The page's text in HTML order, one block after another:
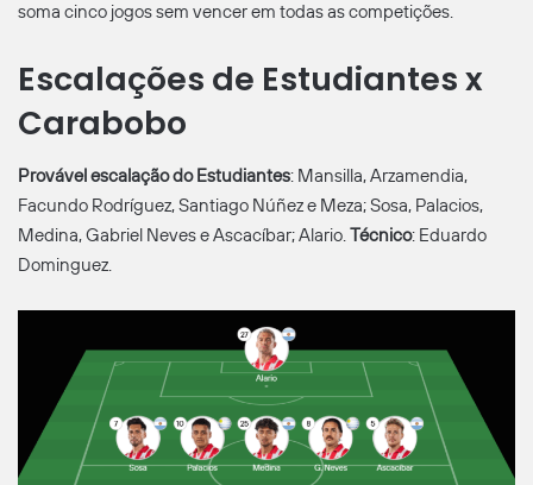
soma cinco jogos sem vencer em todas as competições.
Escalações de Estudiantes x
Carabobo
Provável escalação do Estudiantes: Mansilla, Arzamendia,
Facundo Rodríguez, Santiago Núñez e Meza; Sosa, Palacios,
Medina, Gabriel Neves e Ascacíbar; Alario.Técnico: Eduardo
Dominguez.